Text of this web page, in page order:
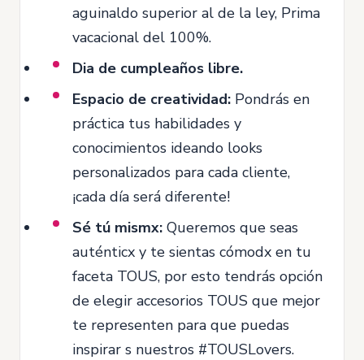
aguinaldo superior al de la ley, Prima
vacacional del 100%.
Dia de cumpleaños libre.
Espacio de creatividad: Pondrás en
práctica tus habilidades y
conocimientos ideando looks
personalizados para cada cliente,
¡cada día será diferente!
Sé tú mismx: Queremos que seas
auténticx y te sientas cómodx en tu
faceta TOUS, por esto tendrás opción
de elegir accesorios TOUS que mejor
te representen para que puedas
inspirar s nuestros #TOUSLovers.